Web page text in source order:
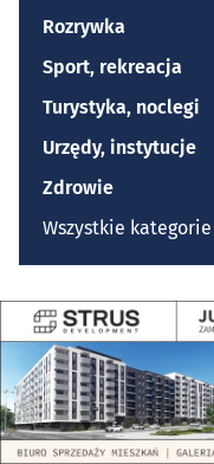
Rozrywka
Sport, rekreacja
Turystyka, noclegi
Urzędy, instytucje
Zdrowie
Wszystkie kategorie